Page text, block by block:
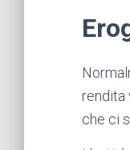
rendita
che ci